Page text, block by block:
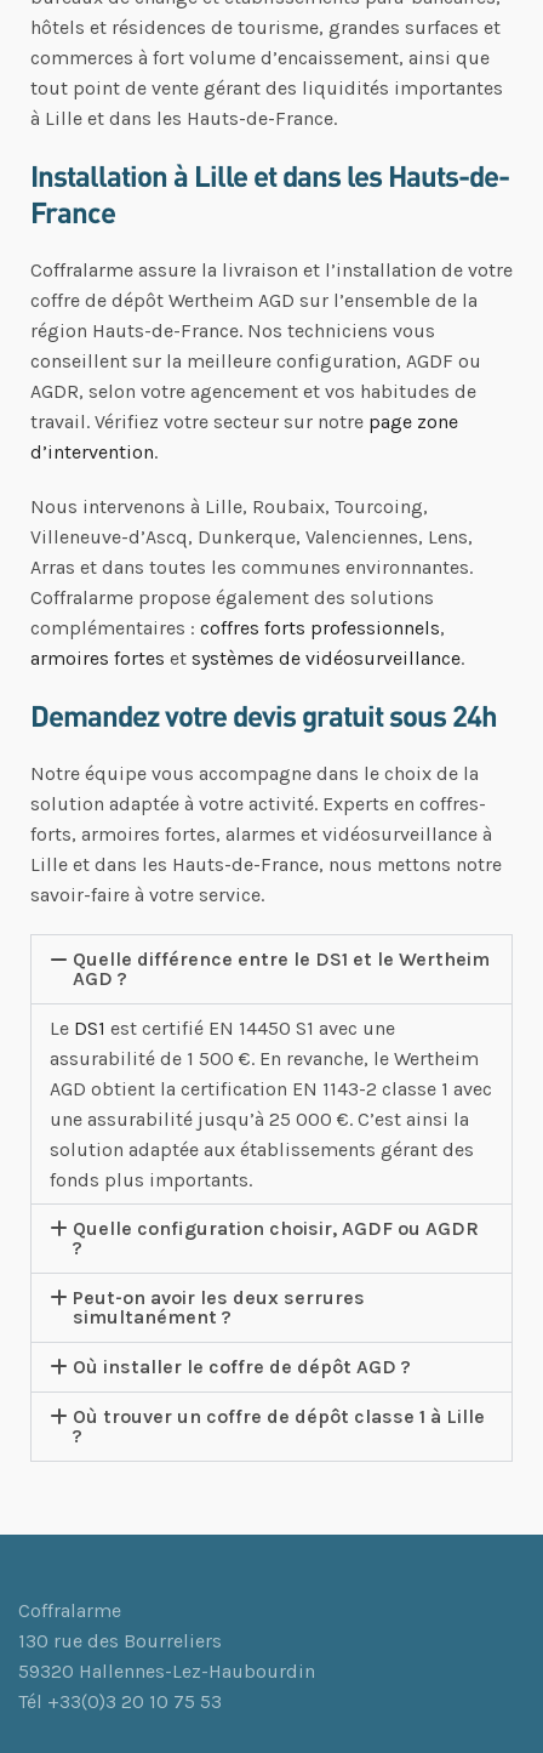
hôtels et résidences de tourisme, grandes surfaces et
commerces à fort volume d’encaissement, ainsi que
tout point de vente gérant des liquidités importantes
à Lille et dans les Hauts-de-France.
Installation à Lille et dans les Hauts-de-
France
Coffralarme assure la livraison et l’installation de votre
coffre de dépôt Wertheim AGD sur l’ensemble de la
région Hauts-de-France. Nos techniciens vous
conseillent sur la meilleure configuration, AGDF ou
AGDR, selon votre agencement et vos habitudes de
travail. Vérifiez votre secteur sur notre page zone
d’intervention.
Nous intervenons à Lille, Roubaix, Tourcoing,
Villeneuve-d’Ascq, Dunkerque, Valenciennes, Lens,
Arras et dans toutes les communes environnantes.
Coffralarme propose également des solutions
complémentaires : coffres forts professionnels,
armoires fortes et systèmes de vidéosurveillance.
Demandez votre devis gratuit sous 24h
Notre équipe vous accompagne dans le choix de la
solution adaptée à votre activité. Experts en coffres-
forts, armoires fortes, alarmes et vidéosurveillance à
Lille et dans les Hauts-de-France, nous mettons notre
savoir-faire à votre service.
Quelle différence entre le DS1 et le Wertheim
AGD ?
Le DS1 est certifié EN 14450 S1 avec une
assurabilité de 1 500 €. En revanche, le Wertheim
AGD obtient la certification EN 1143-2 classe 1 avec
une assurabilité jusqu’à 25 000 €. C’est ainsi la
solution adaptée aux établissements gérant des
fonds plus importants.
Quelle configuration choisir, AGDF ou AGDR
?
Peut-on avoir les deux serrures
simultanément ?
Où installer le coffre de dépôt AGD ?
Où trouver un coffre de dépôt classe 1 à Lille
?
Coffralarme
130 rue des Bourreliers
59320 Hallennes-Lez-Haubourdin
Tél +33(0)3 20 10 75 53